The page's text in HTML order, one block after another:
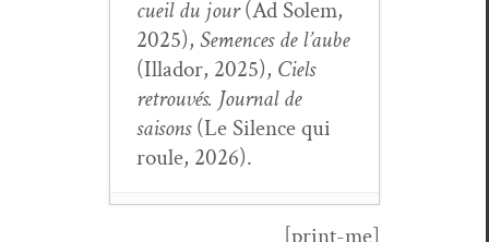
cueil du jour(Ad Solem,
2025), Semences de l’aube
(Illador, 2025), Ciels
retrou­vés. Jour­nal de
saisons(Le Silence qui
roule, 2026).